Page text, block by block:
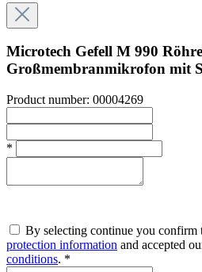
Microtech Gefell M 990
Großmembranmikrofon mit
Product number: 00004269
*
By selecting continue you confirm
protection information and accepted
conditions. *